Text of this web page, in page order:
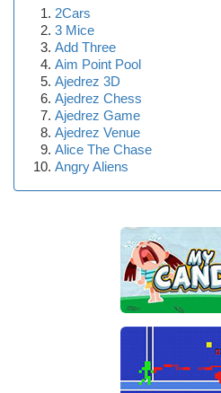
2Cars
3 Mice
Add Three
Aim Point Pool
Ajedrez 3D
Ajedrez Chess
Ajedrez Game
Ajedrez Venue
Alice The Chase
Angry Aliens